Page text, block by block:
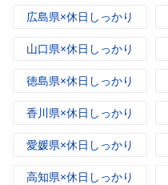
広島県×休日しっかり
山口県×休日しっかり
徳島県×休日しっかり
香川県×休日しっかり
愛媛県×休日しっかり
高知県×休日しっかり